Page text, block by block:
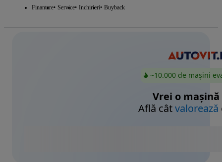
Finantare Service Inchirieri Buyback
~10.000 de mașini
Vrei o mașină
Află câtvalorează